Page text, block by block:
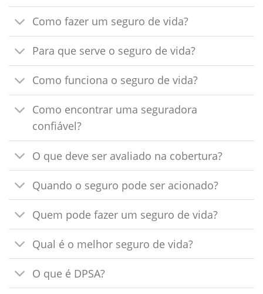
Como fazer um seguro de vida?
Para que serve o seguro de vida?
Como funciona o seguro de vida?
Como encontrar uma seguradora
confiável?
O que deve ser avaliado na cobertura?
Quando o seguro pode ser acionado?
Quem pode fazer um seguro de vida?
Qual é o melhor seguro de vida?
O que é DPSA?